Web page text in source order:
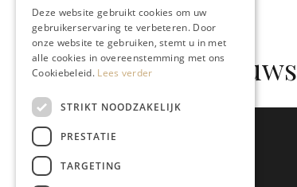
Gerelateerd nieuws
Deze website gebruikt cookies om uw
gebruikerservaring te verbeteren. Door
onze website te gebruiken, stemt u in met
alle cookies in overeenstemming met ons
Cookiebeleid. Lees verder
STRIKT NOODZAKELIJK
PRESTATIE
TARGETING